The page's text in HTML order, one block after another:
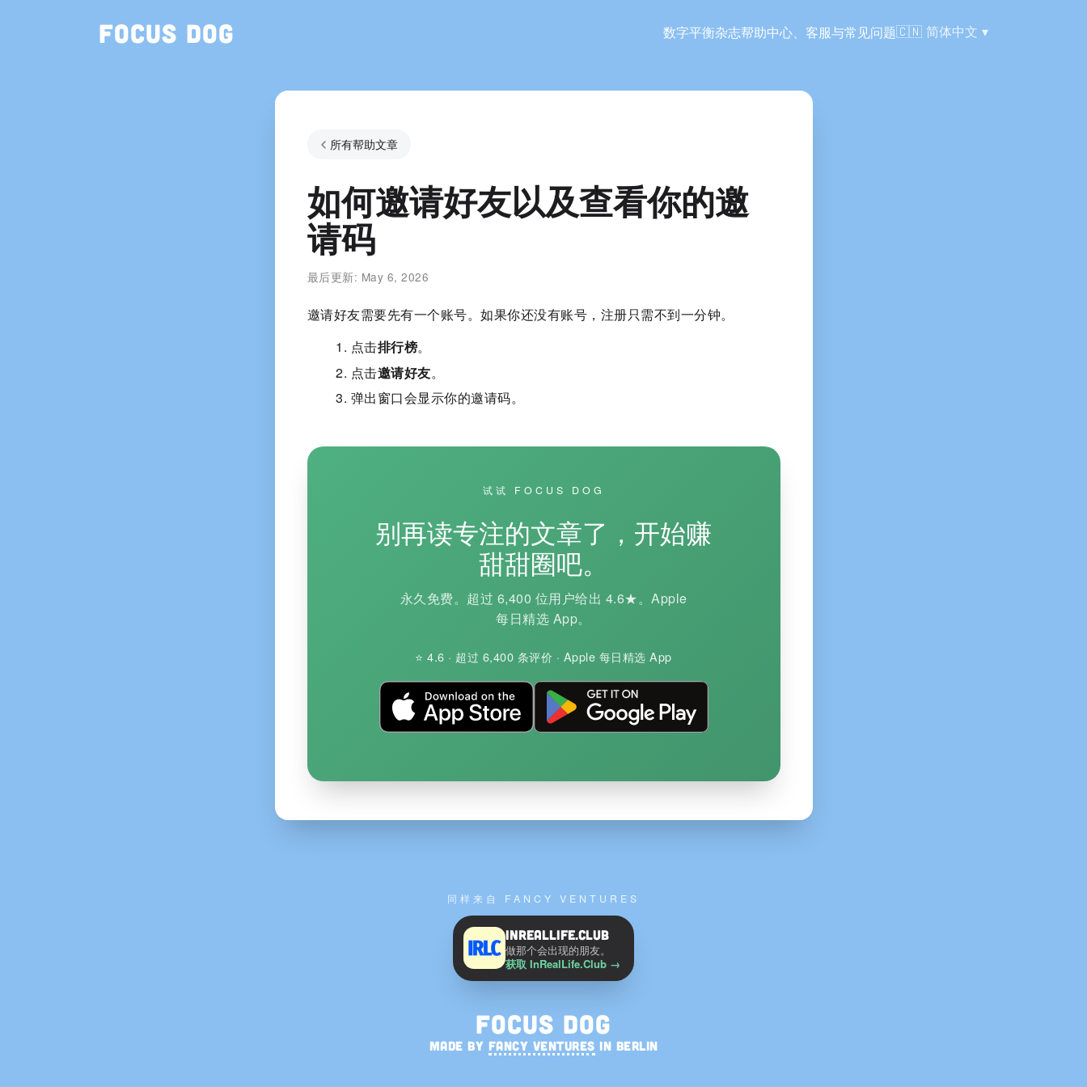
Focus Dog 数字平衡杂志帮助中心、客服与常见问题🇨🇳 语言:
简体中文
所有帮助文章
如何邀请好友以及查看你的邀
请码
最后更新: May 6, 2026
邀请好友需要先有一个账号。如果你还没有账号，注册只需不到一分钟。
点击排行榜。
点击邀请好友。
弹出窗口会显示你的邀请码。
试试 FOCUS DOG
别再读专注的文章了，开始赚
甜甜圈吧。
永久免费。超过 6,400 位用户给出 4.6★。Apple
每日精选 App。
⭐ 4.6 · 超过 6,400 条评价 · Apple 每日精选 App
同样来自 FANCY VENTURES
InRealLife.Club
做那个会出现的朋友。
获取 InRealLife.Club →
Focus Dog
MADE BY FANCY VENTURES IN BERLIN